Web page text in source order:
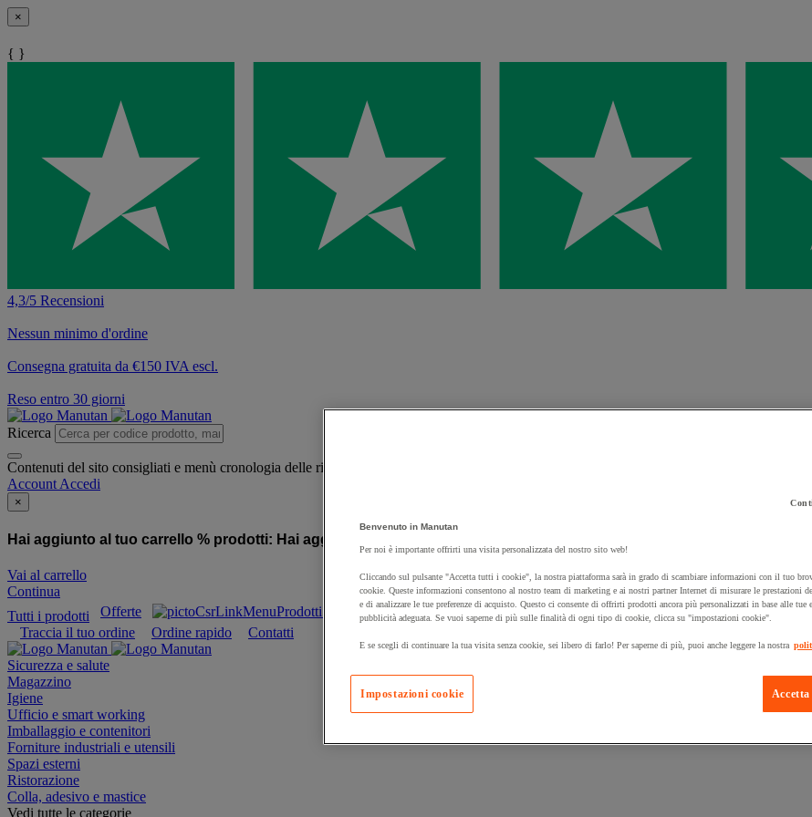
×
{ }
4,3/5 Recensioni
Nessun minimo d'ordine
Consegna gratuita da €150 IVA escl.
Reso entro 30 giorni
Ricerca
Contenuti del sito consigliati e menù cronologia delle ricerche
Account Accedi
×
Hai aggiunto al tuo carrello % prodotti: Hai aggiunto al tuo carrello un prodotto:
Vai al carrello
Continua
Tutti i prodotti
Offerte Prodotti sostenibili Manutan Expert
Prodotti in
Traccia il tuo ordine
Ordine rapido Contatti
Sicurezza e salute
Magazzino
Igiene
Ufficio e smart working
Imballaggio e contenitori
Forniture industriali e utensili
Spazi esterni
Ristorazione
Colla, adesivo e mastice
Vedi tutte le categorie
Benvenuto in Manutan
Per noi è importante offrirti una visita personalizzata del nostro sito web!
Cliccando sul pulsante "Accetta tutti i cookie", la nostra piattaforma sarà in grado di scambiare informazioni con il tuo
cookie. Queste informazioni consentono al nostro team di marketing e ai nostri partner Internet di misurare le prestazioni
e di analizzare le tue preferenze di acquisto. Questo ci consente di offrirti prodotti ancora più personalizzati in base alle tue
pubblicità adeguata. Se vuoi saperne di più sulle finalità di ogni tipo di cookie, clicca su "impostazioni cookie".
E se scegli di continuare la tua visita senza cookie, sei libero di farlo! Per saperne di più, puoi anche leggere la nostra
Impostazioni cookie